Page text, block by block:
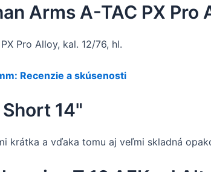
Arms A-TAC PX Pro
Pro Alloy, kal. 12/76, hl.
Recenzie a skúsenosti
14"
krátka a vďaka tomu aj veľmi skladná